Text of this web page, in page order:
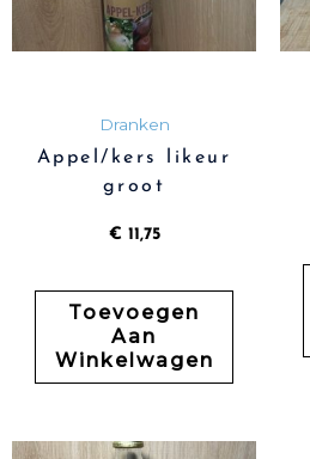
Dranken
Appel/kers likeur
groot
€ 11,75
Toevoegen
Aan
Winkelwagen